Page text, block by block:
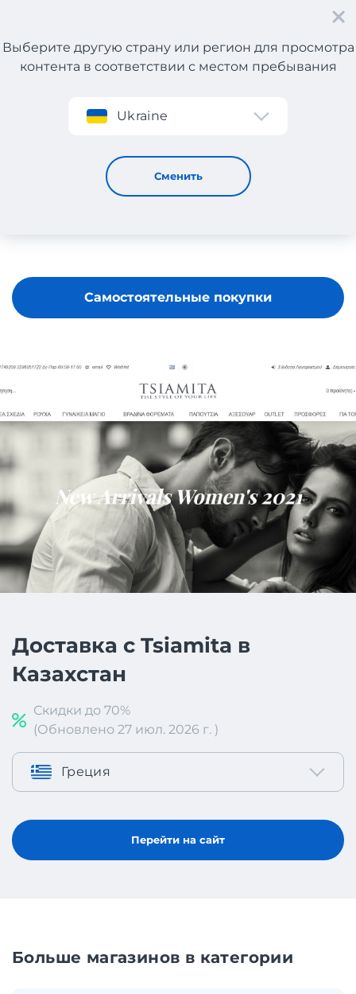
Регистрация
Выберите другую страну или регион для просмотра
контента в соответствии с местом пребывания
Ukraine
Сменить
Tsiamita
Самостоятельные покупки
Доставка с Tsiamita в
Казахстан
Скидки до 70%
(Обновлено 27 июл. 2026 г. )
Греция
Перейти на сайт
Больше магазинов в категории